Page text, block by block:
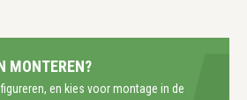
MONTEREN?
en kies voor montage in de